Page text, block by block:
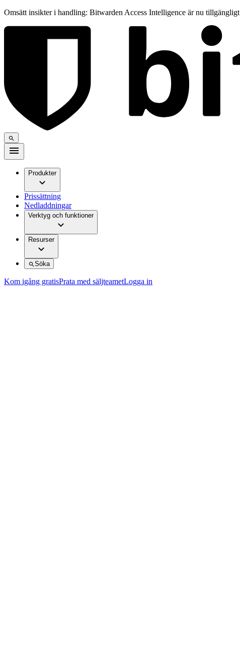
Omsätt insikter i handling: Bitwarden Access Intelligence är nu tillgängligt
Produkter
Prissättning
Nedladdningar
Verktyg och funktioner
Resurser
Söka
Kom igång gratisPrata med säljteametLogga in